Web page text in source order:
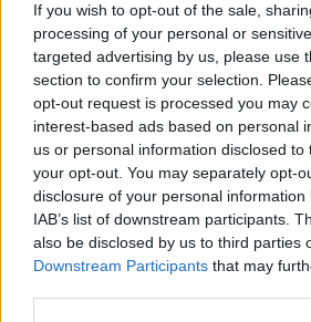
If you wish to opt-out of the sale,
processing of your personal or
targeted advertising by us, please use
section to confirm your selection.
opt-out request is processed you may
interest-based ads based on personal
us or personal information disclosed
your opt-out. You may separately opt-
disclosure of your personal
IAB’s list of downstream participants.
also be disclosed by us to third parties
Downstream Participants that may
Tutto pronto per lo SmallMovie Festival
Cinque concerti per
​In…Canto d’estate a
La Festa del Commercio è
Battesimo per il Distretto
In... canto di musica in